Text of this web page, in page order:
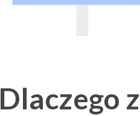
Dlaczego